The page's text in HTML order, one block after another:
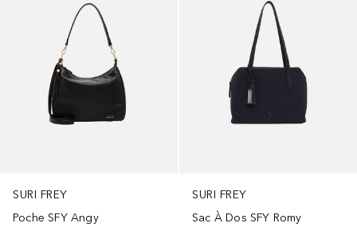
SURI FREY
Poche SFY Angy
SURI FREY
Sac À Dos SFY Romy